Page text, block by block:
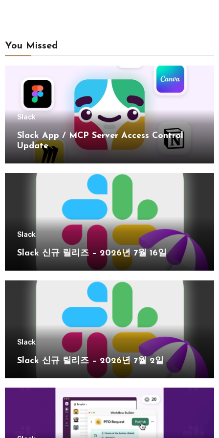
You Missed
Slack
Slack App / MCP Server Access Control
Update
Slack
Slack 신규 릴리즈 – 2026년 7월 16일
Slack
Slack 신규 릴리즈 – 2026년 7월 2일